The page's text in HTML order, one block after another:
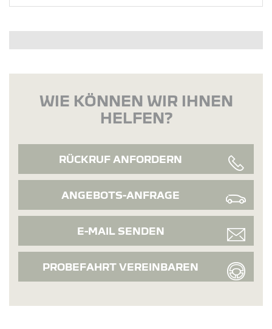
WIE KÖNNEN WIR IHNEN
HELFEN?
RÜCKRUF ANFORDERN
ANGEBOTS-ANFRAGE
E-MAIL SENDEN
PROBEFAHRT VEREINBAREN